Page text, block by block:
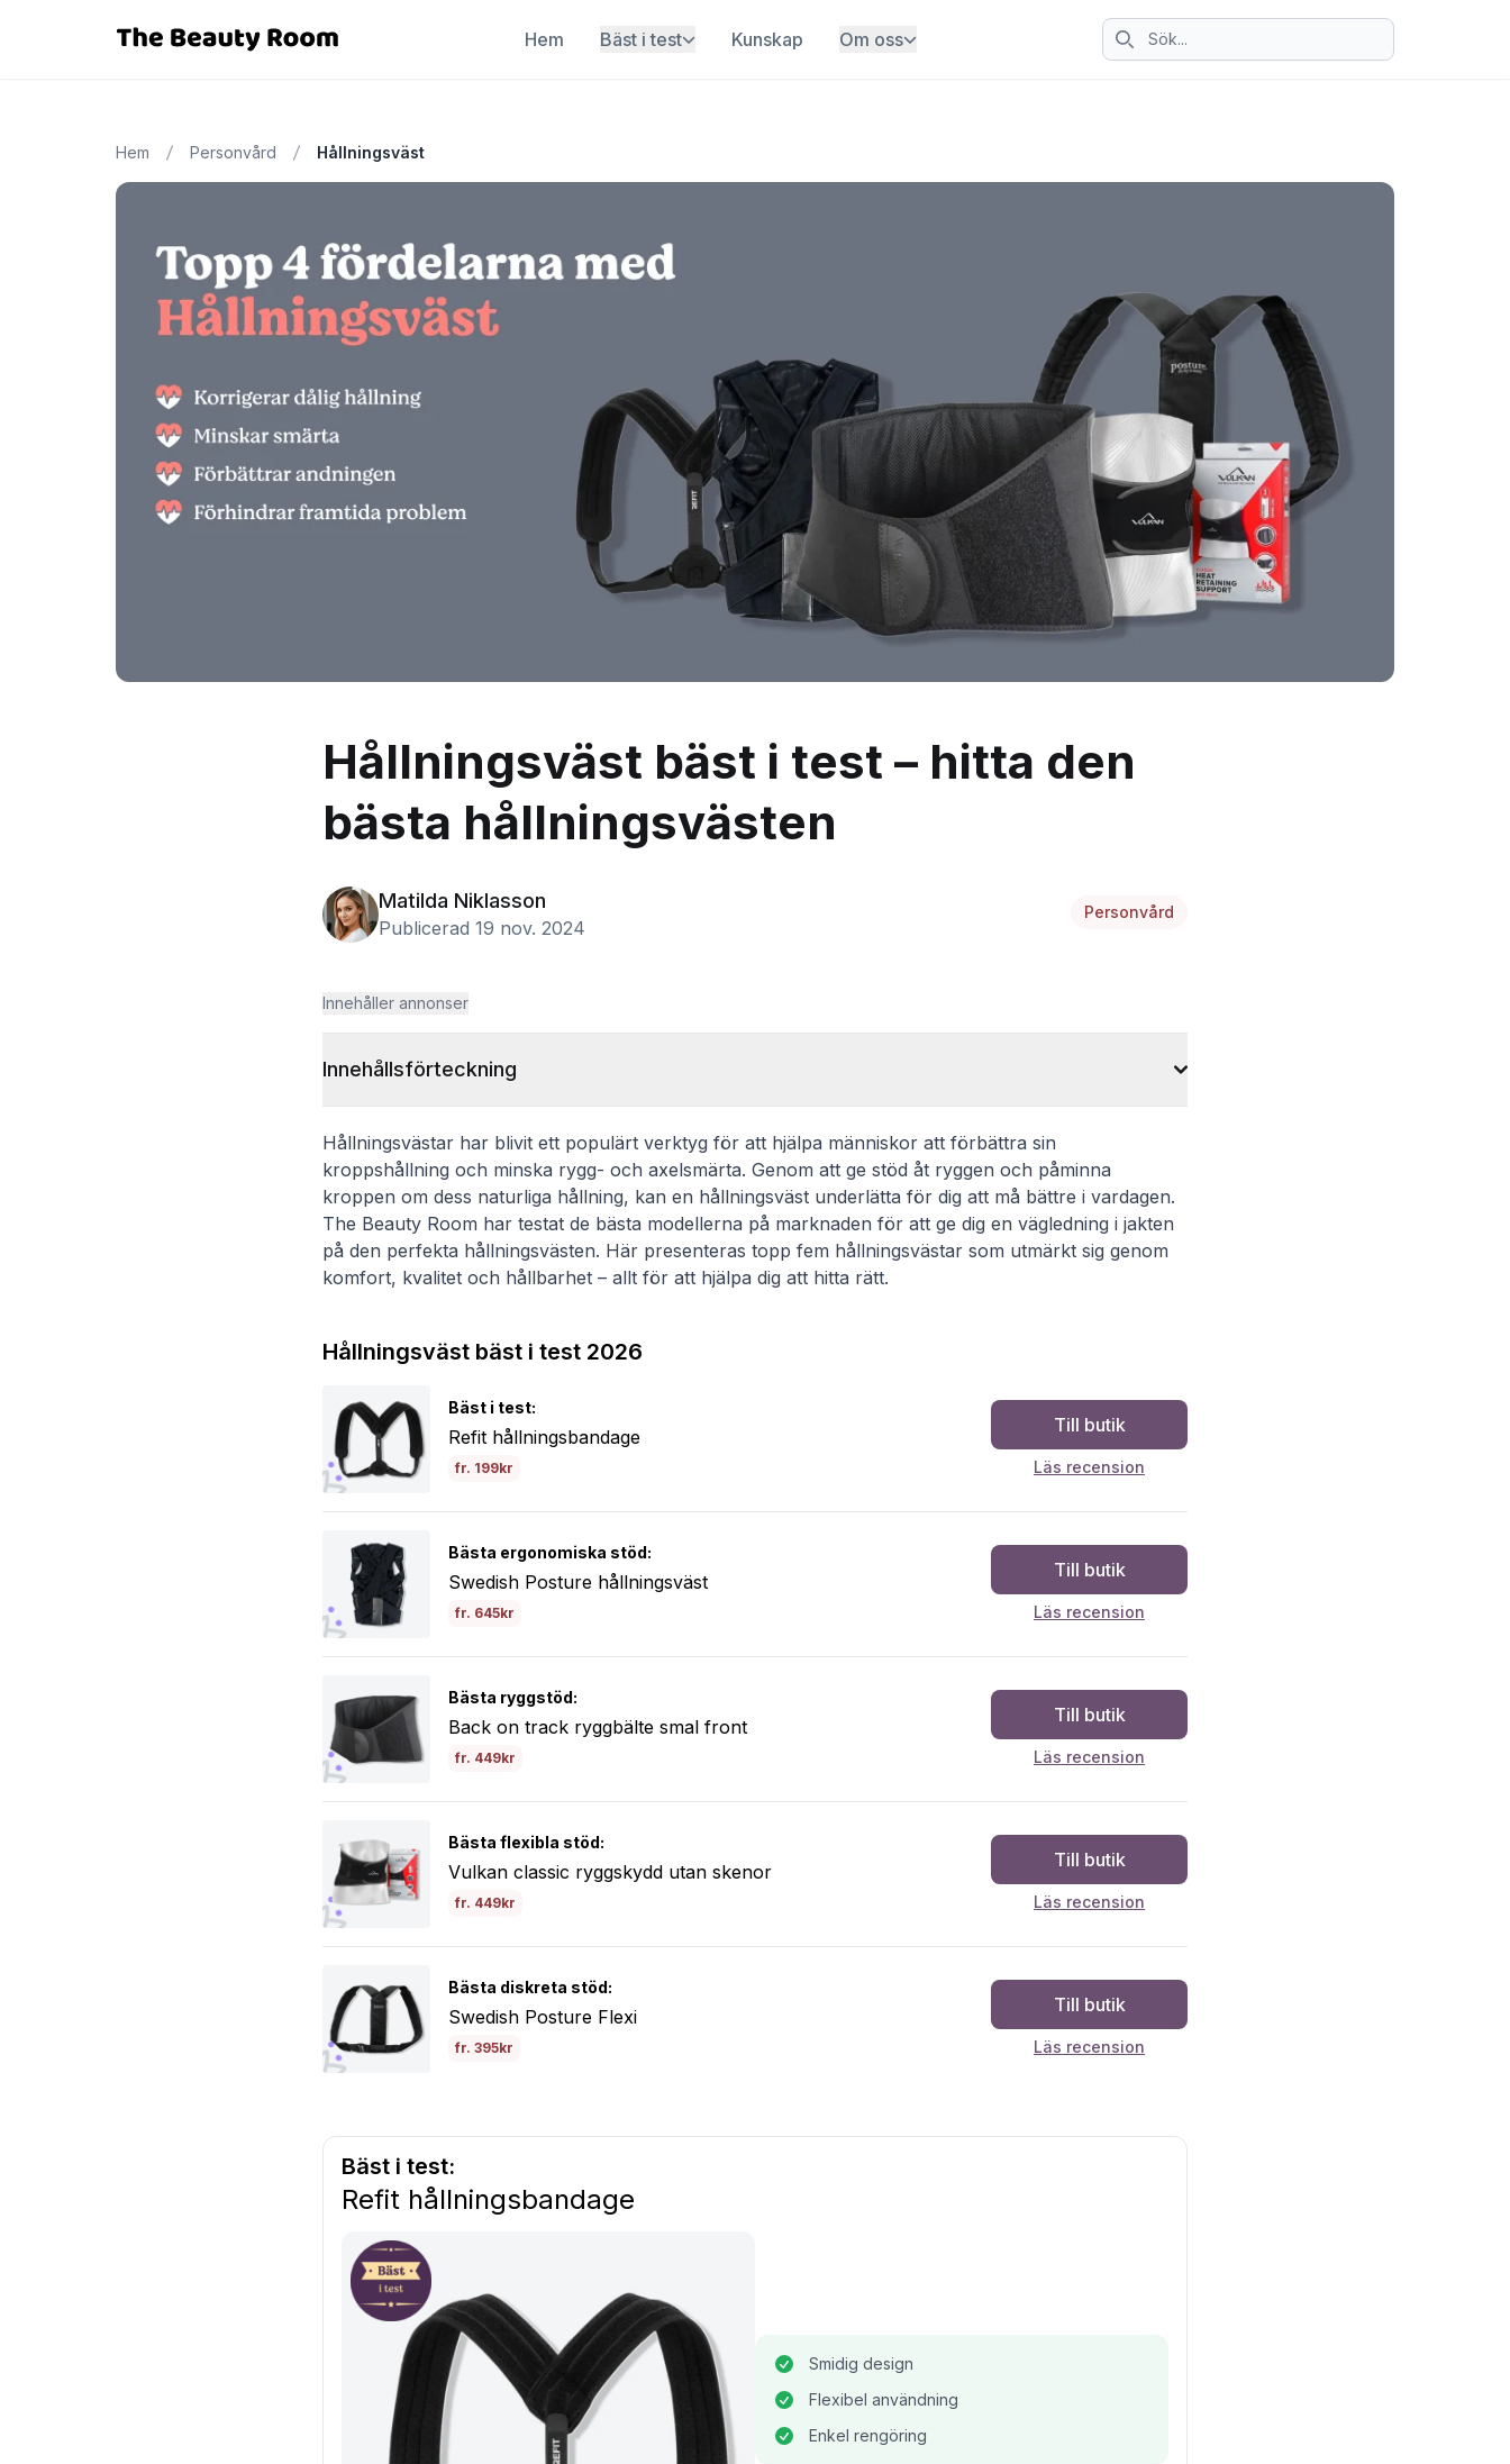
Sök ikon
Hem Bäst i test Kunskap Om oss
Hem Personvård Hållningsväst
Hållningsväst bäst i test – hitta den
bästa hållningsvästen
Matilda Niklasson
Publicerad 19 nov. 2024
Personvård
Innehåller annonser
Innehållsförteckning
Hållningsvästar har blivit ett populärt verktyg för att hjälpa människor att förbättra sin
kroppshållning och minska rygg- och axelsmärta. Genom att ge stöd åt ryggen och påminna
kroppen om dess naturliga hållning, kan en hållningsväst underlätta för dig att må bättre i vardagen.
The Beauty Room har testat de bästa modellerna på marknaden för att ge dig en vägledning i jakten
på den perfekta hållningsvästen. Här presenteras topp fem hållningsvästar som utmärkt sig genom
komfort, kvalitet och hållbarhet – allt för att hjälpa dig att hitta rätt.
Hållningsväst bäst i test 2026
Bäst i test:
Refit hållningsbandage
fr. 199kr
Till butik
Läs recension
Bästa ergonomiska stöd:
Swedish Posture hållningsväst
fr. 645kr
Till butik
Läs recension
Bästa ryggstöd:
Back on track ryggbälte smal front
fr. 449kr
Till butik
Läs recension
Bästa flexibla stöd:
Vulkan classic ryggskydd utan skenor
fr. 449kr
Till butik
Läs recension
Bästa diskreta stöd:
Swedish Posture Flexi
fr. 395kr
Till butik
Läs recension
Bäst i test:
Refit hållningsbandage
Smidig design
Flexibel användning
Enkel rengöring